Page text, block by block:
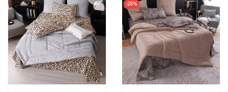
-28%